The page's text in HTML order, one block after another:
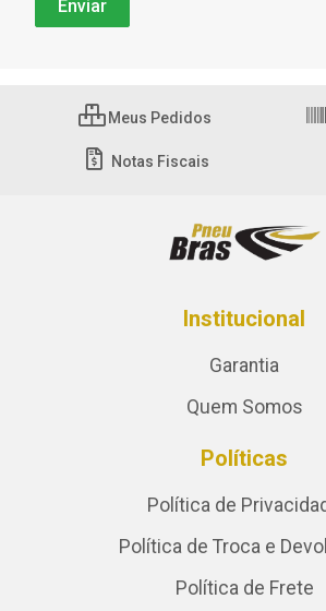
Meus Pedidos
Notas Fiscais
Institucional
Garantia
Quem Somos
Políticas
Política de
Política de Troca e
Política de Frete